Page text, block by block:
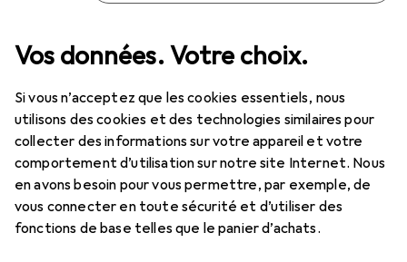
Vos données. Votre choix.
Si vous n’acceptez que les cookies essentiels, nous
utilisons des cookies et des technologies similaires pour
collecter des informations sur votre appareil et votre
comportement d’utilisation sur notre site Internet. Nous
en avons besoin pour vous permettre, par exemple, de
vous connecter en toute sécurité et d’utiliser des
fonctions de base telles que le panier d’achats.
Clés USB les plus vendus
Cette page reste toujours à jour et se met
automatiquement à jour. i
1. SamsungClé USB-C
Grâce à la mémoire NAND de Samsung, la clé USB